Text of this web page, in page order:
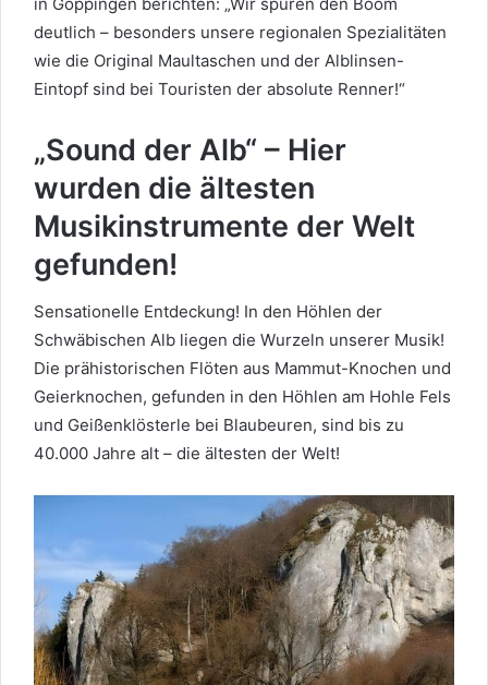
deutlich – besonders unsere regionalen Spezialitäten
wie die Original Maultaschen und der Alblinsen-
Eintopf sind bei Touristen der absolute Renner!“
„Sound der Alb“ – Hier
wurden die ältesten
Musikinstrumente der Welt
gefunden!
Sensationelle Entdeckung! In den Höhlen der
Schwäbischen Alb liegen die Wurzeln unserer Musik!
Die prähistorischen Flöten aus Mammut-Knochen und
Geierknochen, gefunden in den Höhlen am Hohle Fels
und Geißenklösterle bei Blaubeuren, sind bis zu
40.000 Jahre alt – die ältesten der Welt!